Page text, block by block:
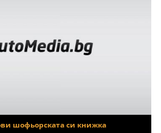
шофьорската си книжка